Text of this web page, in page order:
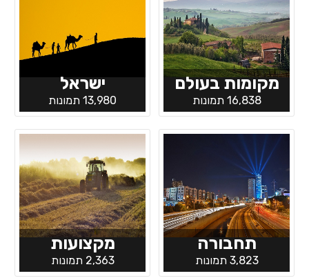
מקומות בעולם
16,838 תמונות
ישראל
13,980 תמונות
תחבורה
3,823 תמונות
מקצועות
2,363 תמונות